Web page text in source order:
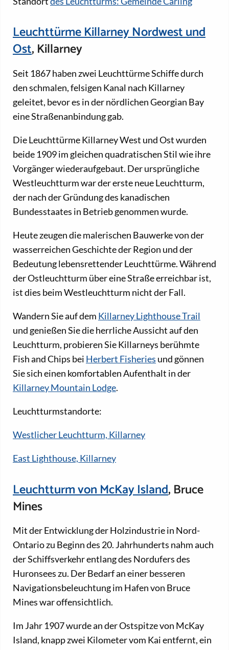
Leuchttürme Killarney Nordwest und
Ost, Killarney
Seit 1867 haben zwei Leuchttürme Schiffe durch
den schmalen, felsigen Kanal nach Killarney
geleitet, bevor es in der nördlichen Georgian Bay
eine Straßenanbindung gab.
Die Leuchttürme Killarney West und Ost wurden
beide 1909 im gleichen quadratischen Stil wie ihre
Vorgänger wiederaufgebaut. Der ursprüngliche
Westleuchtturm war der erste neue Leuchtturm,
der nach der Gründung des kanadischen
Bundesstaates in Betrieb genommen wurde.
Heute zeugen die malerischen Bauwerke von der
wasserreichen Geschichte der Region und der
Bedeutung lebensrettender Leuchttürme. Während
der Ostleuchtturm über eine Straße erreichbar ist,
ist dies beim Westleuchtturm nicht der Fall.
Wandern Sie auf dem Killarney Lighthouse Trail
und genießen Sie die herrliche Aussicht auf den
Leuchtturm, probieren Sie Killarneys berühmte
Fish and Chips bei Herbert Fisheries und gönnen
Sie sich einen komfortablen Aufenthalt in der
Killarney Mountain Lodge.
Leuchtturmstandorte:
Westlicher Leuchtturm, Killarney
East Lighthouse, Killarney
Leuchtturm von McKay Island, Bruce
Mines
Mit der Entwicklung der Holzindustrie in Nord-
Ontario zu Beginn des 20. Jahrhunderts nahm auch
der Schiffsverkehr entlang des Nordufers des
Huronsees zu. Der Bedarf an einer besseren
Navigationsbeleuchtung im Hafen von Bruce
Mines war offensichtlich.
Im Jahr 1907 wurde an der Ostspitze von McKay
Island, knapp zwei Kilometer vom Kai entfernt, ein